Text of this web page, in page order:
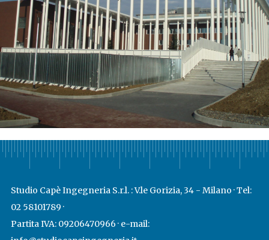
Studio Capè Ingegneria S.r.l. : V.le Gorizia, 34 - Milano · Tel:
02 58101789 ·
Partita IVA: 09206470966 · e-mail: